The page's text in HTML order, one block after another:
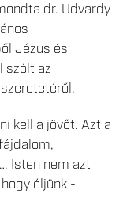
dr. Udvardy
Jézus és
szólt az
kell a jövőt. Azt a
Isten nem azt
éljünk -